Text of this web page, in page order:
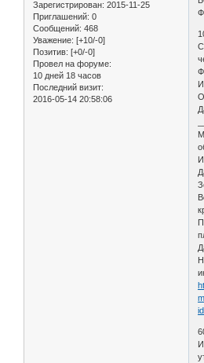
Зарегистрирован: 2015-11-25
Приглашений: 0
Сообщений: 468
Уважение: [+10/-0]
Позитив: [+0/-0]
Провел на форуме:
10 дней 18 часов
Последний визит:
2016-05-14 20:58:06